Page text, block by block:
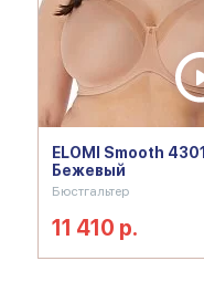
ELOMI Smooth 4301
Бежевый
Бюстгальтер
11 410 р.